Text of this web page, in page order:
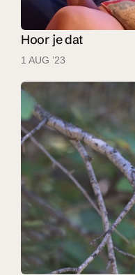
Hoor je dat
1 AUG ’23